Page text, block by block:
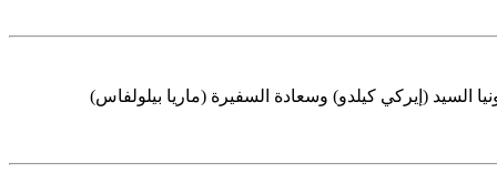
السيد (إيركي كيلدو) وسعادة السفيرة (ماريا بيلولفاس)